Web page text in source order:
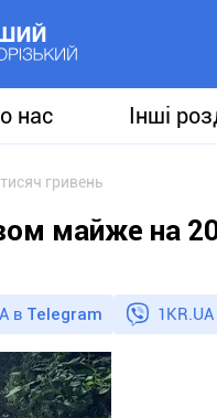
нас Інші
гривень
майже на
в Telegram